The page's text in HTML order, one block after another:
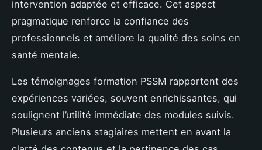
intervention adaptée et efficace. Cet aspect
pragmatique renforce la confiance des
professionnels et améliore la qualité des soins en
santé mentale.
Les témoignages formation PSSM rapportent des
expériences variées, souvent enrichissantes, qui
soulignent l’utilité immédiate des modules suivis.
Plusieurs anciens stagiaires mettent en avant la